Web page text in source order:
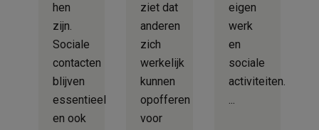
hen
zijn.
Sociale
contacten
blijven
essentieel
en ook
ziet dat
anderen
zich
werkelijk
kunnen
opofferen
voor
eigen
werk
en
sociale
activiteiten.